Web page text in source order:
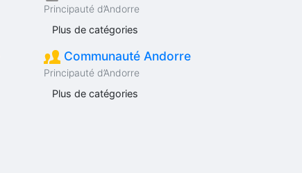
Principauté d’Andorre
Plus de catégories
Communauté Andorre
Principauté d’Andorre
Plus de catégories